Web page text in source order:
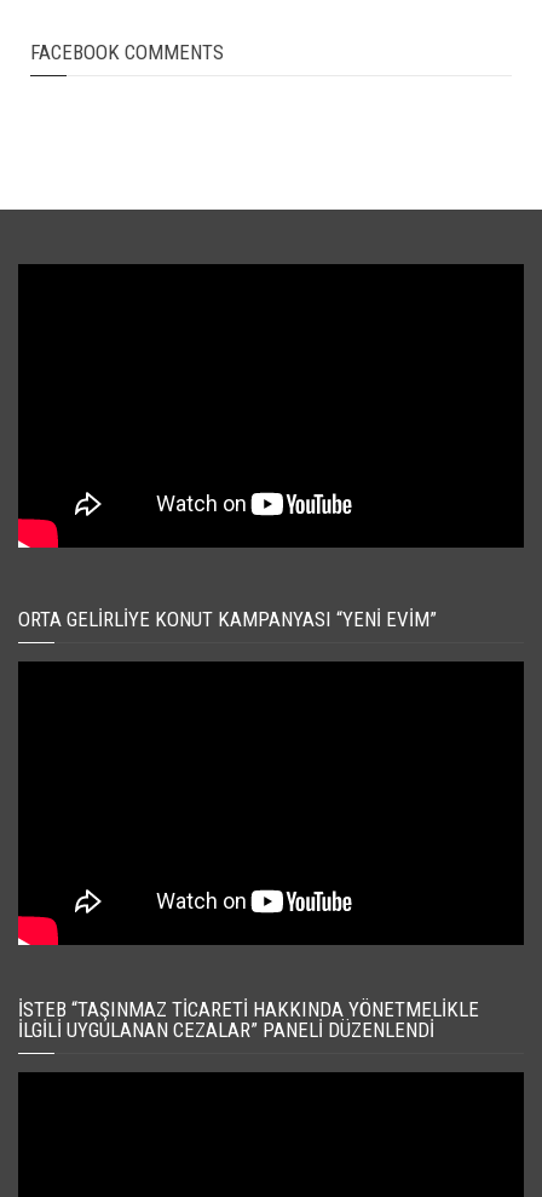
FACEBOOK COMMENTS
ORTA GELIRLIYE KONUT KAMPANYASI “YENI EVIM”
İSTEB “TAŞINMAZ TICARETI HAKKINDA YÖNETMELIKLE
İLGILI UYGULANAN CEZALAR” PANELI DÜZENLENDI